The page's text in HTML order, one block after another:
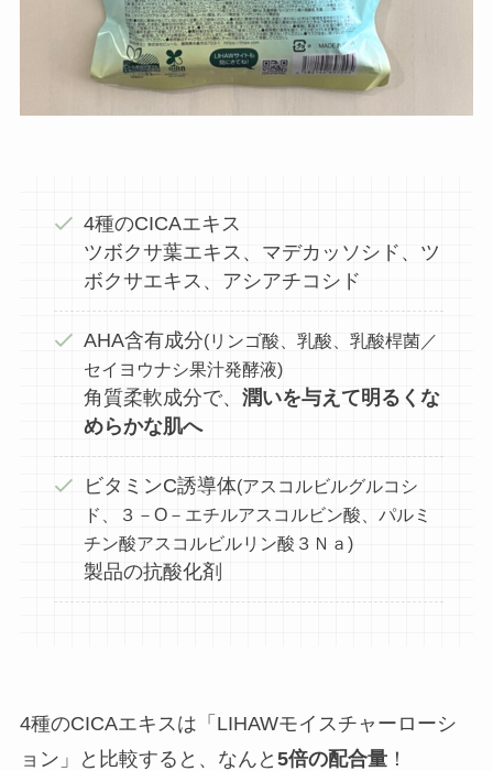
4種のCICAエキス
ツボクサ葉エキス、マデカッソシド、ツ
ボクサエキス、アシアチコシド
AHA含有成分(リンゴ酸、乳酸、乳酸桿菌／
セイヨウナシ果汁発酵液)
角質柔軟成分で、潤いを与えて明るくな
めらかな肌へ
ビタミンC誘導体(アスコルビルグルコシ
ド、３－O－エチルアスコルビン酸、パルミ
チン酸アスコルビルリン酸３Ｎａ)
製品の抗酸化剤
4種のCICAエキスは「LIHAWモイスチャーローシ
ョン」と比較すると、なんと 5倍の配合量！